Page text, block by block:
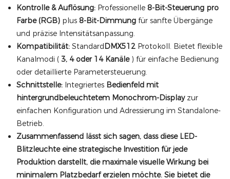
Kontrolle & Auflösung:Professionelle 8-Bit-Steuerung pro
Farbe (RGB)plus 8-Bit-Dimmungfür sanfte Übergänge
und präzise Intensitätsanpassung.
Kompatibilität:StandardDMX512Protokoll. Bietet flexible
Kanalmodi ( 3, 4 oder 14 Kanäle) für einfache Bedienung
oder detaillierte Parametersteuerung.
Schnittstelle:Integriertes Bedienfeld mit
hintergrundbeleuchtetem Monochrom-Displayzur
einfachen Konfiguration und Adressierung im Standalone-
Betrieb.
Zusammenfassend lässt sich sagen, dass diese LED-
Blitzleuchte eine strategische Investition für jede
Produktion darstellt, die maximale visuelle Wirkung bei
minimalem Platzbedarf erzielen möchte. Sie bietet die